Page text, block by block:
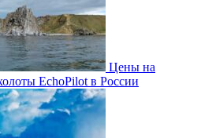
Цены на
EchoPilot в России